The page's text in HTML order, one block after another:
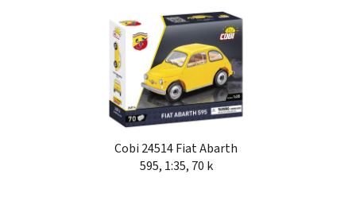
Cobi 24514 Fiat Abarth
595, 1:35, 70 k